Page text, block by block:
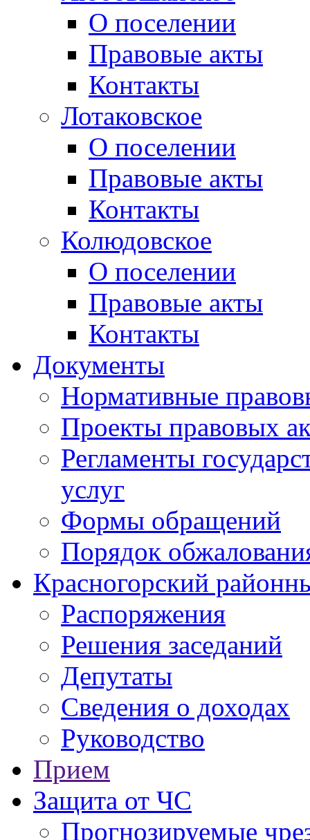
О поселении
Правовые акты
Контакты
Лотаковское
О поселении
Правовые акты
Контакты
Колюдовское
О поселении
Правовые акты
Контакты
Документы
Нормативные
Проекты правовых
Регламенты
услуг
Формы обращений
Порядок
Красногорский
Распоряжения
Решения заседаний
Депутаты
Сведения о доходах
Руководство
Прием
Защита от ЧС
Прогнозируемые